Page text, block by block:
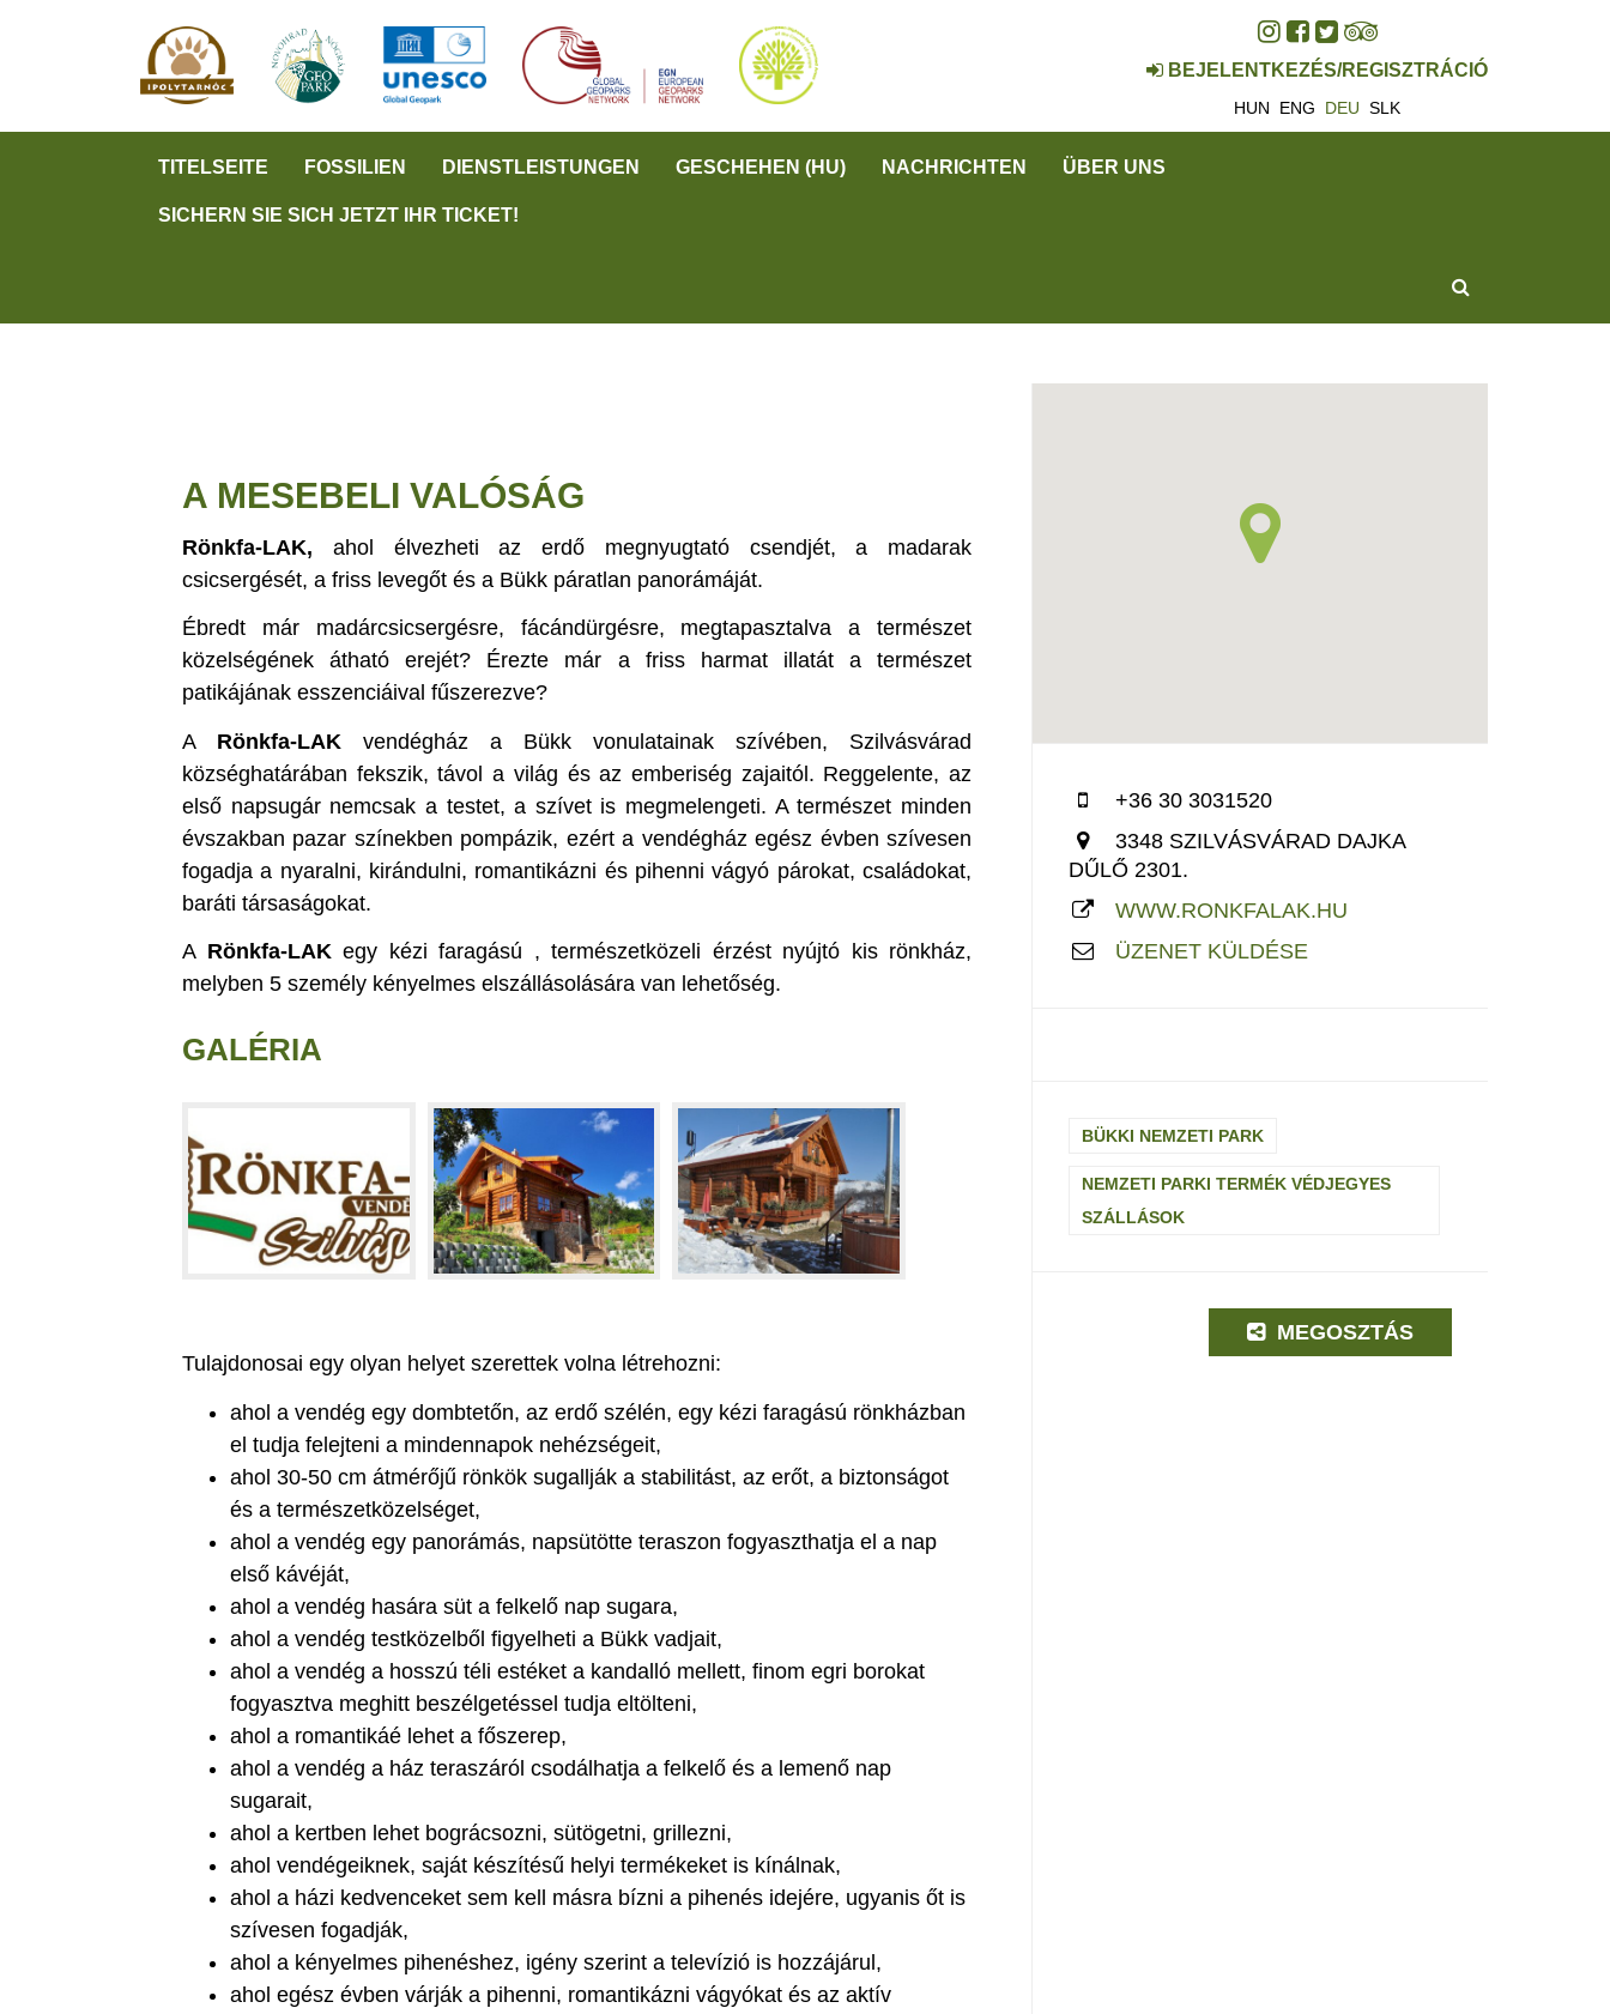
BEJELENTKEZÉS/REGISZTRÁCIÓ
HUN ENG DEU SLK
TITELSEITE FOSSILIEN DIENSTLEISTUNGEN GESCHEHEN (HU) NACHRICHTEN ÜBER UNS
SICHERN SIE SICH JETZT IHR TICKET!
A MESEBELI VALÓSÁG
Rönkfa-LAK, ahol élvezheti az erdő megnyugtató csendjét, a madarak
csicsergését, a friss levegőt és a Bükk páratlan panorámáját.
Ébredt már madárcsicsergésre, fácándürgésre, megtapasztalva a természet
közelségének átható erejét? Érezte már a friss harmat illatát a természet
patikájának esszenciáival fűszerezve?
A Rönkfa-LAK vendégház a Bükk vonulatainak szívében, Szilvásvárad
községhatárában fekszik, távol a világ és az emberiség zajaitól. Reggelente, az
első napsugár nemcsak a testet, a szívet is megmelengeti. A természet minden
évszakban pazar színekben pompázik, ezért a vendégház egész évben szívesen
fogadja a nyaralni, kirándulni, romantikázni és pihenni vágyó párokat, családokat,
baráti társaságokat.
A Rönkfa-LAKegy kézi faragású , természetközeli érzést nyújtó kis rönkház,
melyben 5 személy kényelmes elszállásolására van lehetőség.
GALÉRIA
Tulajdonosai egy olyan helyet szerettek volna létrehozni:
ahol a vendég egy dombtetőn, az erdő szélén, egy kézi faragású rönkházban
el tudja felejteni a mindennapok nehézségeit,
ahol 30-50 cm átmérőjű rönkök sugallják a stabilitást, az erőt, a biztonságot
és a természetközelséget,
ahol a vendég egy panorámás, napsütötte teraszon fogyaszthatja el a nap
első kávéját,
ahol a vendég hasára süt a felkelő nap sugara,
ahol a vendég testközelből figyelheti a Bükk vadjait,
ahol a vendég a hosszú téli estéket a kandalló mellett, finom egri borokat
fogyasztva meghitt beszélgetéssel tudja eltölteni,
ahol a romantikáé lehet a főszerep,
ahol a vendég a ház teraszáról csodálhatja a felkelő és a lemenő nap
sugarait,
ahol a kertben lehet bográcsozni, sütögetni, grillezni,
ahol vendégeiknek, saját készítésű helyi termékeket is kínálnak,
ahol a házi kedvenceket sem kell másra bízni a pihenés idejére, ugyanis őt is
szívesen fogadják,
ahol a kényelmes pihenéshez, igény szerint a televízió is hozzájárul,
ahol egész évben várják a pihenni, romantikázni vágyókat és az aktív
+36 30 3031520
3348 SZILVÁSVÁRAD DAJKA
DŰLŐ 2301.
WWW.RONKFALAK.HU
ÜZENET KÜLDÉSE
BÜKKI NEMZETI PARK
NEMZETI PARKI TERMÉK VÉDJEGYES
SZÁLLÁSOK
MEGOSZTÁS